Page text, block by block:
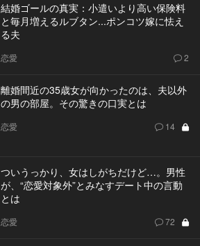
結婚ゴールの真実：小遣いより高い保険料
と毎月増えるルブタン...ポンコツ嫁に怯え
る夫
恋愛 2
離婚間近の35歳女が向かったのは、夫以外
の男の部屋。その驚きの口実とは
恋愛 14
ついうっかり、女はしがちだけど…。男性
が、“恋愛対象外”とみなすデート中の言動
とは
恋愛 72